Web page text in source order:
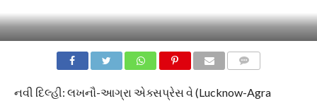
નવી દિલ્હી: લખનૌ-આગ્રા એક્સપ્રેસ વે (Lucknow-Agra